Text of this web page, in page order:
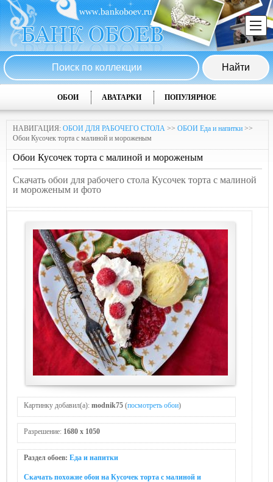
ОБОИ АВАТАРКИ ПОПУЛЯРНОЕ
НАВИГАЦИЯ: ОБОИ ДЛЯ РАБОЧЕГО СТОЛА >> ОБОИ Еда и напитки >>
Обои Кусочек торта с малиной и мороженым
Обои Кусочек торта с малиной и мороженым
Скачать обои для рабочего стола Кусочек торта с малиной
и мороженым и фото
Картинку добавил(а): modnik75 (посмотреть обои)
Разрешение: 1680 x 1050
Раздел обоев: Еда и напитки
Скачать похожие обои на Кусочек торта с малиной и